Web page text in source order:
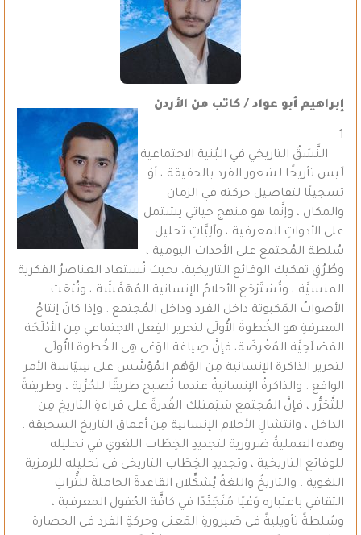
إبراهيم أبو عواد / كاتب من الأردن
1
النَّسَقُ التاريخي في البُنية الاجتماعية
لَيس تأريخًا لشعور الفرد بالحقيقة ، أوْ
تسجيلًا لتفاصيل حركته في الزمان
والمكان ، وإنَّما هو منهج حياتي يشتمل
على الأدواتِ المعرفية ، وآلِيَّاتِ تحليل
سُلطة المُجتمع على الأحداث اليومية ،
وطُرُقِ تفكيك الوقائع التاريخية، بحيث تُستعاد العناصرُ الفكرية
المنسيَّة ، وتُسْتَرْجَع الأحلامُ الإنسانية المُهَمَّشَة ، وتُبْعَث
الأصواتُ المَكبوتة داخل الفرد وداخل المُجتمع . وإذا كانَ إنتاجُ
المعرفةِ هو الخُطوةَ الأُولَى لتحرير الفِعل الاجتماعي مِن الأدْلَجَة
المَصْلَحِيَّة المُغْرِضَة، فإنَّ صِياغة الوَعْي هِي الخُطوة الأُولَى
لتحرير الذاكرة الإنسانية مِن الوَهْم المُؤسَّس على سِيَاسة الأمر
الواقع . والذاكرةُ الإنسانيةُ عندما تُصبح طريقًا للحُرِّية ، وطريقةً
للتَّحَرُّر ، فإنَّ المُجتمع سَيَمتلك القُدرةَ على قراءةِ التاريخ مِن
الداخل ، وانتشالِ الأحلام الإنسانية مِن أعماق التاريخ السحيقة .
وهذه العمليةُ ضرورية لتجديدِ الخِطَاب اللغوي في تحليله
للوقائع التاريخية ، وتجديدِ الخِطَاب التاريخي في تحليله للرمزية
اللغوية . والتاريخُ واللغةُ يُشكِّلان القاعدةَ الحاملةَ للتُّراثِ
الثقافي باعتباره وَعْيًا مُتَجَدِّدًا في كافَّة الحُقول المعرفية ،
وسُلطةً تأويليةً في صَيرورةِ المَعنى وحركةِ الفرد في الحضارة